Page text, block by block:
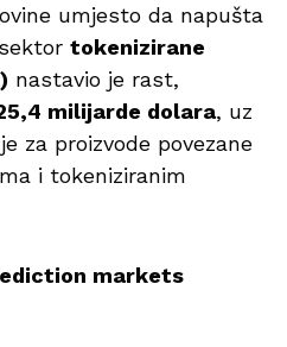
umjesto da napušta
tokenizirane
nastavio je rast,
milijarde dolara, uz
za proizvode povezane
i tokeniziranim
markets